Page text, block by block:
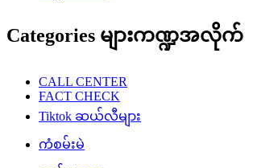
Categories များကဏ္ဍအလိုက်
CALL CENTER
FACT CHECK
Tiktok ဆယ်လီများ
ကံစမ်းမဲ